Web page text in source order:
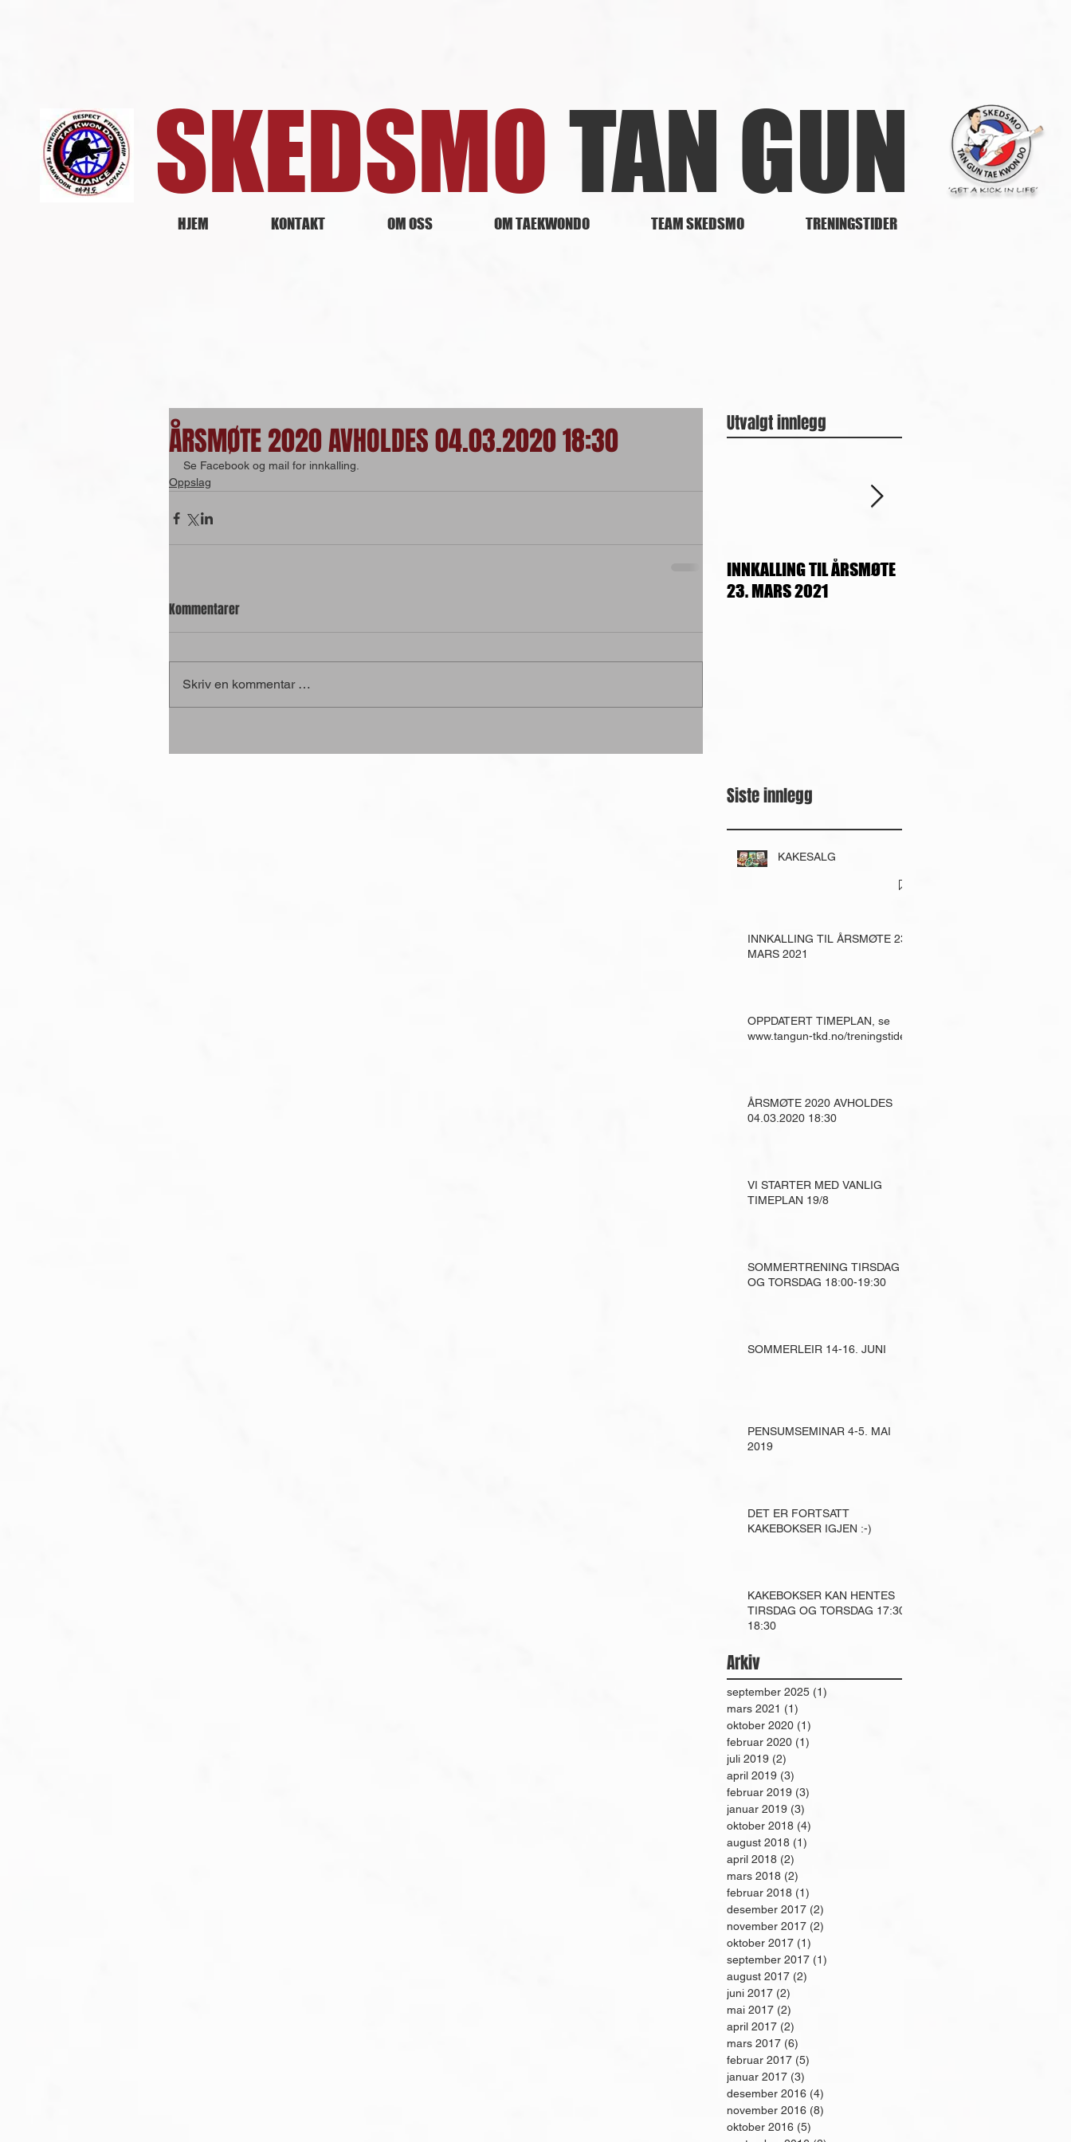
SKEDSMOTAN GUN
HJEM KONTAKT OM OSS OM TAEKWONDO TEAM SKEDSMO TRENINGSTIDER
ÅRSMØTE 2020 AVHOLDES 04.03.2020 18:30
Se Facebook og mail for innkalling.
Oppslag
Kommentarer
Skriv en kommentar …
Utvalgt innlegg
INNKALLING TIL ÅRSMØTE
23. MARS 2021
Siste innlegg
KAKESALG
INNKALLING TIL ÅRSMØTE 23.
MARS 2021
OPPDATERT TIMEPLAN, se
www.tangun-tkd.no/treningstider
ÅRSMØTE 2020 AVHOLDES
04.03.2020 18:30
VI STARTER MED VANLIG
TIMEPLAN 19/8
SOMMERTRENING TIRSDAG
OG TORSDAG 18:00-19:30
SOMMERLEIR 14-16. JUNI
PENSUMSEMINAR 4-5. MAI
2019
DET ER FORTSATT
KAKEBOKSER IGJEN :-)
KAKEBOKSER KAN HENTES
TIRSDAG OG TORSDAG 17:30-
18:30
Arkiv
september 2025 (1)
mars 2021 (1)
oktober 2020 (1)
februar 2020 (1)
juli 2019 (2)
april 2019 (3)
februar 2019 (3)
januar 2019 (3)
oktober 2018 (4)
august 2018 (1)
april 2018 (2)
mars 2018 (2)
februar 2018 (1)
desember 2017 (2)
november 2017 (2)
oktober 2017 (1)
september 2017 (1)
august 2017 (2)
juni 2017 (2)
mai 2017 (2)
april 2017 (2)
mars 2017 (6)
februar 2017 (5)
januar 2017 (3)
desember 2016 (4)
november 2016 (8)
oktober 2016 (5)